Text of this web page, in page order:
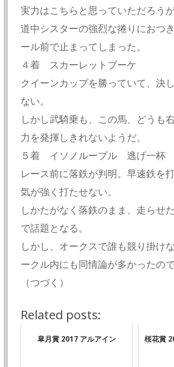
実力はこちらと思っていただろうが
道中シスターの強烈な捲りにおつ
ール前で止まってしまった。
４着 スカーレットブーケ
クイーンカップを勝っていて、決
ない。
しかし武騎乗も、この馬、どうも
力を発揮しきれないようだ。
５着 イソノルーブル 逃げ一杯
レース前に落鉄が判明。早速鉄を
気が強く打たせない。
しかたがなく落鉄のまま、走らせ
で話題となる。
しかし、オークスで誰も競り掛け
ークル内にも同情論が多かったの
（つづく）
Related posts:
皐月賞 2017 アルアイン 桜花賞